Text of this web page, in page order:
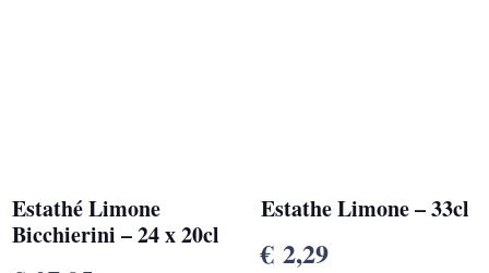
Estathé Limone
Bicchierini – 24 x 20cl
Estathe Limone – 33cl
€ 2,29